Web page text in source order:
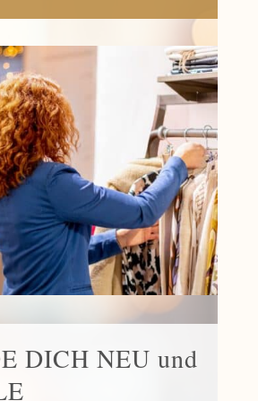
DICH NEU und